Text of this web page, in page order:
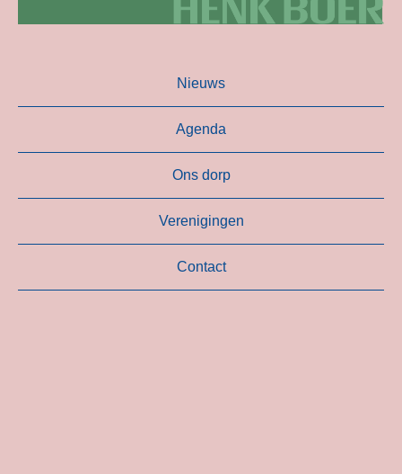
Nieuws
Agenda
Ons dorp
Verenigingen
Contact